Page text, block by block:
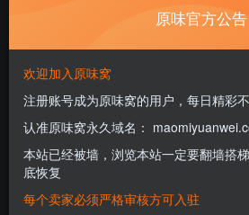
评分
原味官方公告
欢迎加入原味窝
注册账号成为原味窝的用户，每日精彩
认准原味窝永久域名：
本站已经被墙，浏览本站一定要翻墙搭
底恢复
每个卖家必须严格审核方可入驻